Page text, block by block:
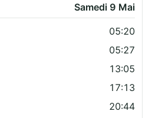
Samedi 9 Mai
05:20
05:27
13:05
17:13
20:44